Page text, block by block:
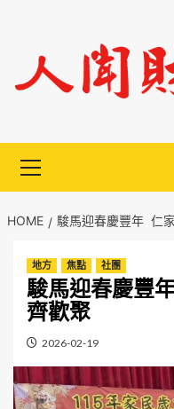
content
Menu
HOME 駿馬迎春慶豐年 仁
地方 焦點 社團
駿馬迎春慶豐
齊歡聚
2026-02-19